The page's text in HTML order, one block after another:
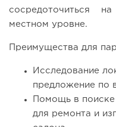
сосредоточиться
местном уровне.
Преимущества для
Исследование
предложение по
Помощь в
для ремонта и